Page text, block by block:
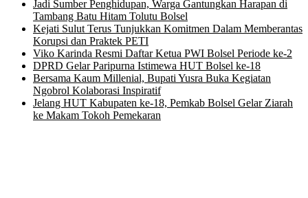
Jadi Sumber Penghidupan, Warga Gantungkan Harapan di
Tambang Batu Hitam Tolutu Bolsel
Kejati Sulut Terus Tunjukkan Komitmen Dalam Memberantas
Korupsi dan Praktek PETI
Viko Karinda Resmi Daftar Ketua PWI Bolsel Periode ke-2
DPRD Gelar Paripurna Istimewa HUT Bolsel ke-18
Bersama Kaum Millenial, Bupati Yusra Buka Kegiatan
Ngobrol Kolaborasi Inspiratif
Jelang HUT Kabupaten ke-18, Pemkab Bolsel Gelar Ziarah
ke Makam Tokoh Pemekaran